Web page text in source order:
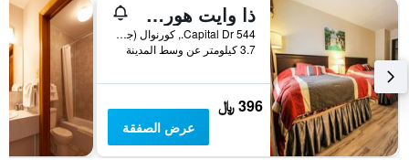
Y
يعرض
متوسط
سعر
غرفة
ذا وايت هورس موتل
544 Capital Dr., كورنوال (جزيرة الأمير إدوارد), PE, كندا
3.7 كيلومتر عن وسط المدينة
396 ﷼
عرض الصفقة